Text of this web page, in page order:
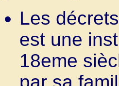
Les
est une
18eme
par sa